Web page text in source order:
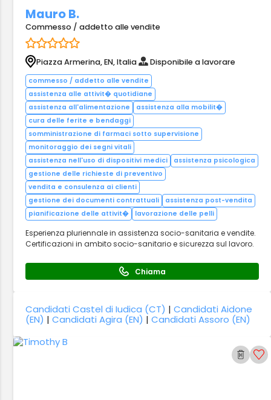
Mauro B.
Commesso / addetto alle vendite
Piazza Armerina, EN, Italia Disponibile a lavorare
commesso / addetto alle vendite
assistenza alle attivit� quotidiane
assistenza all'alimentazione
assistenza alla mobilit�
cura delle ferite e bendaggi
somministrazione di farmaci sotto supervisione
monitoraggio dei segni vitali
assistenza nell'uso di dispositivi medici
assistenza psicologica
gestione delle richieste di preventivo
vendita e consulenza ai clienti
gestione dei documenti contrattuali
assistenza post-vendita
pianificazione delle attivit�
lavorazione delle pelli
Esperienza pluriennale in assistenza socio-sanitaria e vendite.
Certificazioni in ambito socio-sanitario e sicurezza sul lavoro.
Chiama
Candidati Castel di Iudica (CT) |Candidati Aidone
(EN) |Candidati Agira (EN) |Candidati Assoro (EN)